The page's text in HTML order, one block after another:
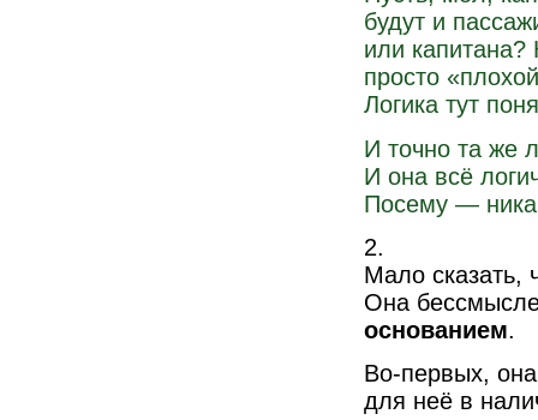
будут и
или капитана?
просто
Логика тут
И точно та же
И она всё
Посему —
2.
Мало сказать,
Она
основанием.
Во-первых,
для неё в